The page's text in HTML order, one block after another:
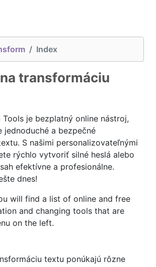
Index
transformáciu
Tools je bezplatný online nástroj,
jednoduché a bezpečné
S našimi personalizovateľnými
rýchlo vytvoriť silné heslá alebo
efektívne a profesionálne.
dnes!
will find a list of online and free
and changing tools that are
on the left.
textu ponúkajú rôzne